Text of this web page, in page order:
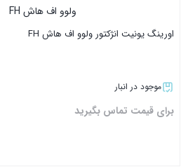
اورینگ یونیت انژکتور ولوو اف هاش FH
موجود در انبار
برای قیمت تماس بگیرید